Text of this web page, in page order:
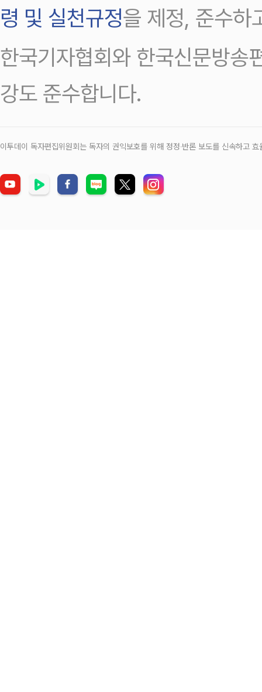
령 및 실천규정을 제정, 준수하
한국기자협회와 한국신문방송
강도 준수합니다.
이투데이 독자편집위원회는 독자의 권익보호를 위해 정정‧반론 보도를 신속하고